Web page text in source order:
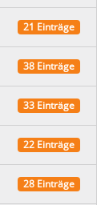
21 Einträge
38 Einträge
33 Einträge
22 Einträge
28 Einträge